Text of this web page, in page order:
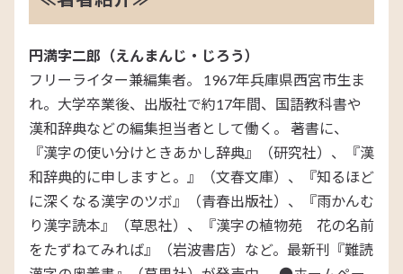
円満字二郎（えんまんじ・じろう）
フリーライター兼編集者。 1967年兵庫県西宮市生ま
れ。大学卒業後、出版社で約17年間、国語教科書や
漢和辞典などの編集担当者として働く。 著書に、
『漢字の使い分けときあかし辞典』（研究社）、『漢
和辞典的に申しますと。』（文春文庫）、『知るほど
に深くなる漢字のツボ』（青春出版社）、『雨かんむ
り漢字読本』（草思社）、『漢字の植物苑 花の名前
をたずねてみれば』（岩波書店）など。最新刊『難読